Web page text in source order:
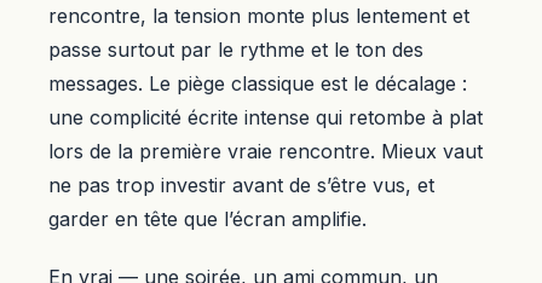
rencontre, la tension monte plus lentement et
passe surtout par le rythme et le ton des
messages. Le piège classique est le décalage :
une complicité écrite intense qui retombe à plat
lors de la première vraie rencontre. Mieux vaut
ne pas trop investir avant de s’être vus, et
garder en tête que l’écran amplifie.
En vrai — une soirée, un ami commun, un